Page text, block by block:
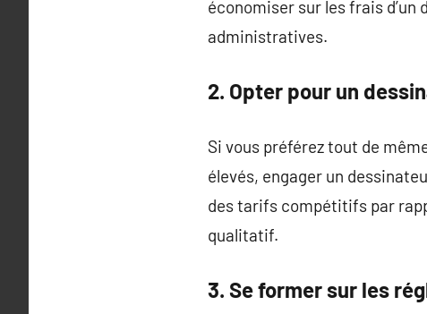
économiser sur les frais
administratives.
2. Opter pour un
Si vous préférez tout de
élevés, engager un
des tarifs compétitifs par
qualitatif.
3. Se former sur les